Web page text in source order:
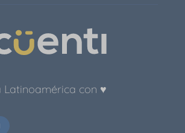
Latinoamérica con ♥